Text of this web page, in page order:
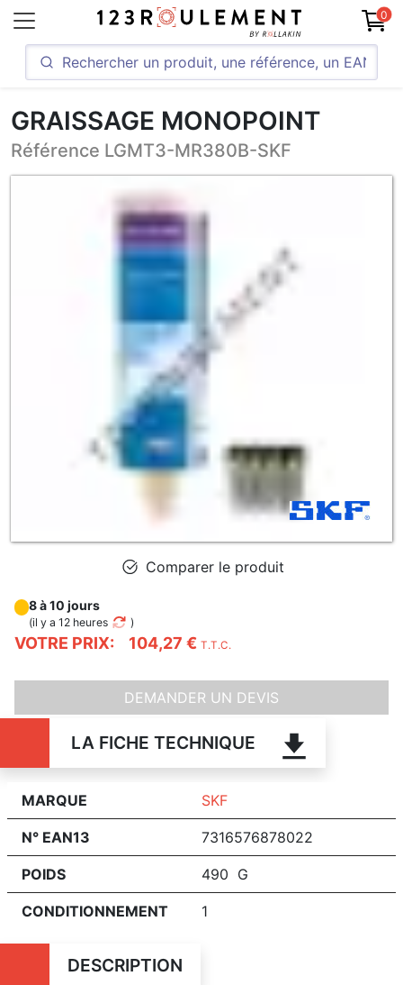
0
GRAISSAGE MONOPOINT
Référence LGMT3-MR380B-SKF
Comparer le produit
VOTRE PRIX: 104,27 € T.T.C.
8 à 10 jours
(il y a 12 heures )
DEMANDER UN DEVIS
LA FICHE TECHNIQUE
MARQUE SKF
N° EAN13 7316576878022
POIDS 490 G
CONDITIONNEMENT 1
DESCRIPTION